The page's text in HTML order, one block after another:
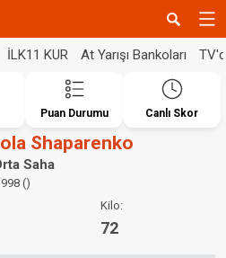
İLK11 KUR At Yarışı Bankoları
Puan Durumu Canlı Skor
Shaparenko
Saha
()
Kilo:
72